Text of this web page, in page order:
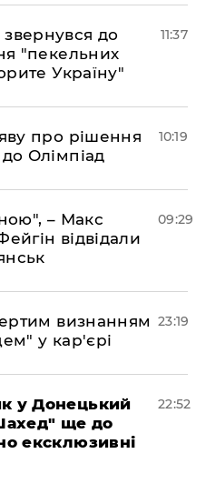
до
"пекельних
Україну"
11:37
про рішення
Олімпіад
10:19
– Макс
відвідали
09:29
визнанням
у кар'єрі
23:19
у Донецький
ще до
ексклюзивні
22:52